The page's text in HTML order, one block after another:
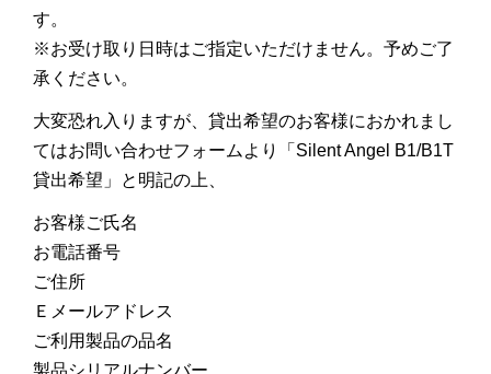
す。
※お受け取り日時はご指定いただけません。予めご了
承ください。
大変恐れ入りますが、貸出希望のお客様におかれまし
てはお問い合わせフォームより「Silent Angel B1/B1T
貸出希望」と明記の上、
お客様ご氏名
お電話番号
ご住所
Ｅメールアドレス
ご利用製品の品名
製品シリアルナンバー